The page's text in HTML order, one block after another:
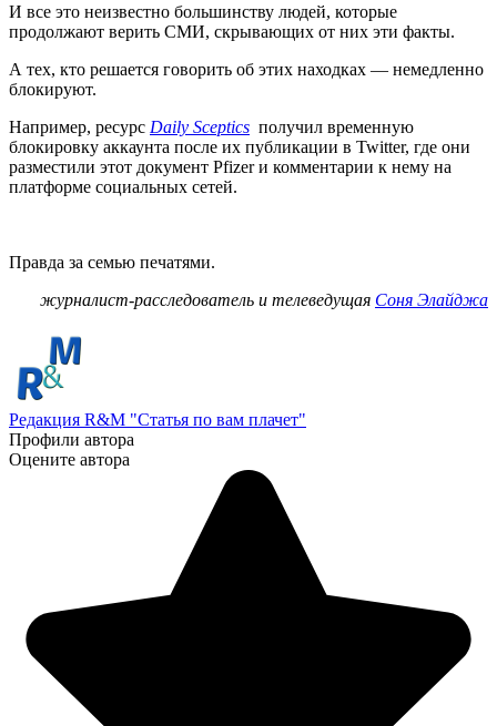
И все это неизвестно большинству людей, которые
продолжают верить СМИ, скрывающих от них эти факты.
А тех, кто решается говорить об этих находках — немедленно
блокируют.
Например, ресурс Daily Sceptics получил временную
блокировку аккаунта после их публикации в Twitter, где они
разместили этот документ Pfizer и комментарии к нему на
платформе социальных сетей.
Правда за семью печатями.
журналист-расследователь и телеведущая Соня Элайджа
Редакция R&M "Статья по вам плачет"
Профили автора
Оцените автора